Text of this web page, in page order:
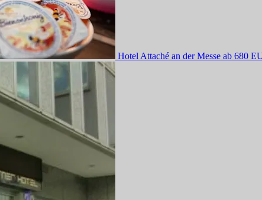
Hotel Attaché an der Messe ab 680